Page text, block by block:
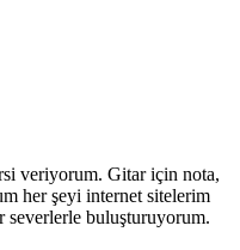
veriyorum. Gitar için nota,
her şeyi internet sitelerim
severlerle buluşturuyorum.